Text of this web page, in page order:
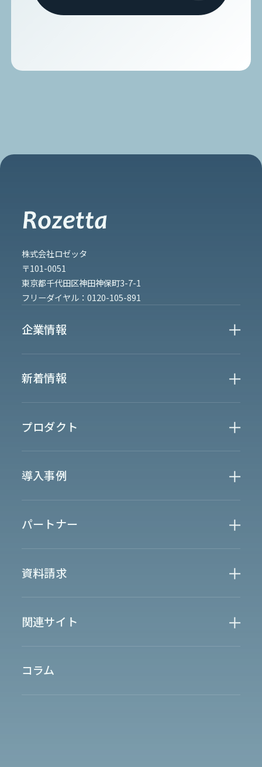
お電話でのご相談
株式会社ロゼッタ
〒101-0051
東京都千代田区神田神保町3-7-1
フリーダイヤル：0120-105-891
企業情報
会社概要
新着情報
お知らせ
適時開示
プロダクト
製薬業界
官公庁
研究機関
出版業界
エンタメ
オンヤク
Premium T-4OO
導入事例
半導体業界
金融・保険業界
製薬業界
パートナー
資料請求
AI翻訳
関連サイト
採用情報
コラム